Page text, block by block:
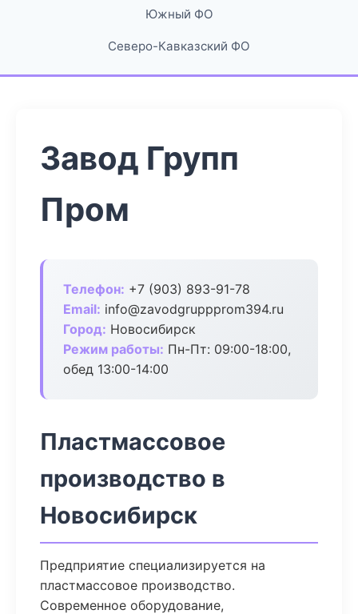
Южный ФО
Северо-Кавказский ФО
Завод Групп
Пром
Телефон: +7 (903) 893-91-78
Email: info@zavodgruppprom394.ru
Город: Новосибирск
Режим работы: Пн-Пт: 09:00-18:00,
обед 13:00-14:00
Пластмассовое
производство в
Новосибирск
Предприятие специализируется на
пластмассовое производство.
Современное оборудование,